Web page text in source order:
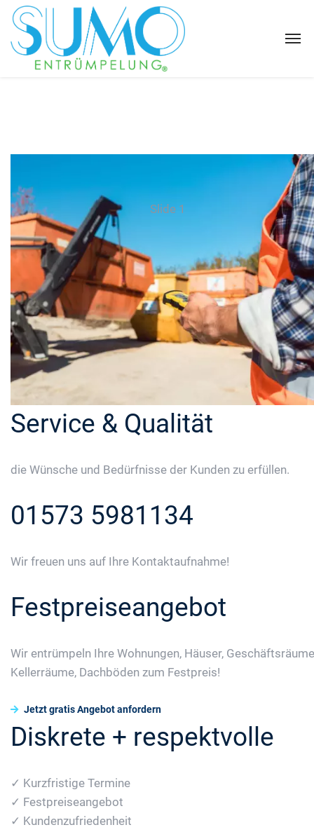
Slide 1
Service & Qualität
die Wünsche und Bedürfnisse der Kunden zu erfüllen.
01573 5981134
Wir freuen uns auf Ihre Kontaktaufnahme!
Festpreiseangebot
Wir entrümpeln Ihre Wohnungen, Häuser,
Kellerräume, Dachböden zum Festpreis!
Jetzt gratis Angebot anfordern
Diskrete + respektvolle
✓ Kurzfristige Termine
✓ Festpreiseangebot
✓ Kundenzufriedenheit